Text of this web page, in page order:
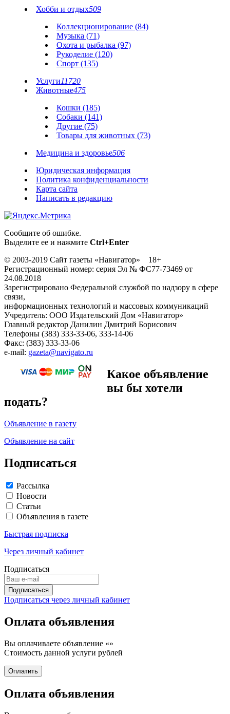
Хобби и отдых509
Коллекционирование (84)
Музыка (71)
Охота и рыбалка (97)
Рукоделие (120)
Спорт (135)
Услуги11720
Животные475
Кошки (185)
Собаки (141)
Другие (75)
Товары для животных (73)
Медицина и здоровье506
Юридическая информация
Политика конфиденциальности
Карта сайта
Написать в редакцию
Сообщите об ошибке.
Выделите ее и нажмите Ctrl+Enter
© 2003-2019 Сайт газеты «Навигатор» 18+
Регистрационный номер: серия Эл № ФС77-73469 от
24.08.2018
Зарегистрировано Федеральной службой по надзору в сфере
связи,
информационных технологий и массовых коммуникаций
Учредитель: ООО Издательский Дом «Навигатор»
Главный редактор Данилин Дмитрий Борисович
Телефоны (383) 333-33-06, 333-14-06
Факс: (383) 333-33-06
e-mail: gazeta@navigato.ru
Какое объявление
вы бы хотели
подать?
Объявление в газету
Объявление на сайт
Подписаться
Рассылка
Новости
Статьи
Объявления в газете
Быстрая подписка
Через личный кабинет
Подписаться
Подписаться через личный кабинет
Оплата объявления
Вы оплачиваете объявление «»
Стоимость данной услуги рублей
Оплата объявления